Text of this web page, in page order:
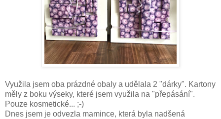
Využila jsem oba prázdné obaly a udělala 2 "dárky". Kartony
měly z boku výseky, které jsem využila na "přepásání".
Pouze kosmetické... ;-)
Dnes jsem je odvezla mamince, která byla nadšená